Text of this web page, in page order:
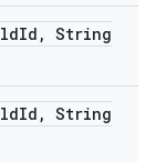
Id , String
Id , String